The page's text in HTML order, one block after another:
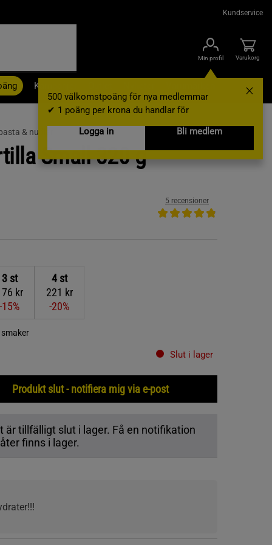
Kundservice
Min profil
500 välkomstpoäng för nya medlemmar
✔ 1 poäng per krona du handlar för
Logga in
Bli medlem
Varukorg
Kampanjer
& nudlar
Small 320 g
5 recensioner
3st
kr
-15%
4st
221 kr
-20%
Slut i lager
Produkt slut - notifiera mig via e-post
är tillfälligt slut i lager. Få en notifikation
finns i lager.